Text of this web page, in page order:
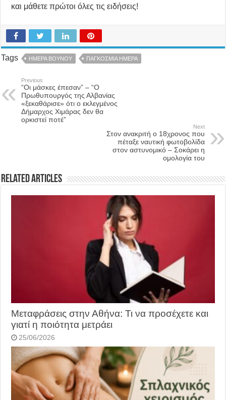
και μάθετε πρώτοι όλες τις ειδήσεις!
Tags ΗΜΕΡΑ ΒΟΥΝΟΥ ΠΑΓΚΟΣΜΙΑ ΗΜΕΡΑ
Previous
“Οι μάσκες έπεσαν” – “Ο
Πρωθυπουργός της Αλβανίας
«ξεκαθάρισε» ότι ο εκλεγμένος
Δήμαρχος Χιμάρας δεν θα
ορκιστεί ποτέ”
Next
Στον ανακριτή ο 18χρονος που
πέταξε ναυτική φωτοβολίδα
στον αστυνομικό – Σοκάρει η
ομολογία του
Related Articles
Μεταφράσεις στην Αθήνα: Τι να προσέχετε και
γιατί η ποιότητα μετράει
25/06/2026